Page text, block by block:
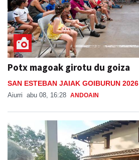
Potx magoak girotu du goiza
SAN ESTEBAN JAIAK GOIBURUN 2026
Aiurri abu 08, 16:28 ANDOAIN